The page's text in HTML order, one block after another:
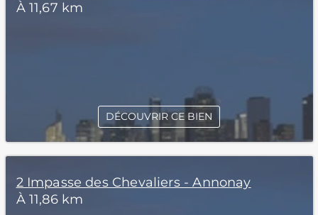
À 11,67 km
DÉCOUVRIR CE BIEN
2 Impasse des Chevaliers - Annonay
À 11,86 km